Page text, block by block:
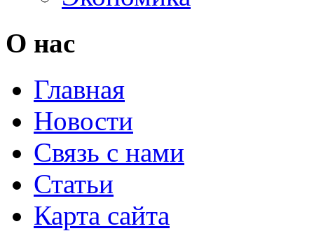
О нас
Главная
Новости
Связь с нами
Статьи
Карта сайта